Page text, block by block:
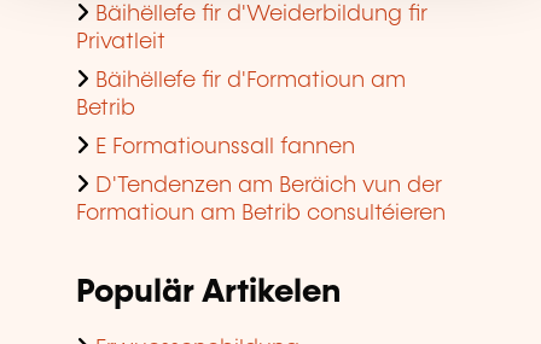
Bäihëllefe fir d'Weiderbildung fir
Privatleit
Bäihëllefe fir d'Formatioun am
Betrib
E Formatiounssall fannen
D'Tendenzen am Beräich vun der
Formatioun am Betrib consultéieren
Populär Artikelen